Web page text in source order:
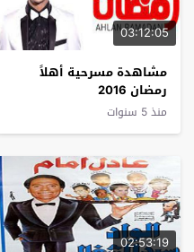
03:12:05
مشاهدة مسرحية أهلاً
رمضان 2016
منذ 5 سنوات
02:53:19